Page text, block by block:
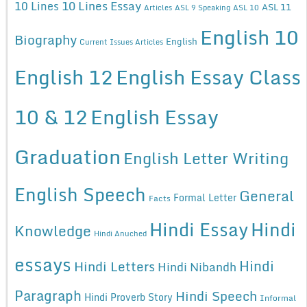
10 Lines 10 Lines Essay Articles ASL 9 Speaking ASL 10 ASL 11
Biography Current Issues Articles English English 10
English 12English Essay Class
10 & 12English Essay
Graduation English Letter Writing
English Speech Facts Formal Letter General
Knowledge Hindi Anuched Hindi EssayHindi
essays Hindi Letters Hindi Nibandh Hindi
Paragraph Hindi Proverb Story Hindi Speech Informal